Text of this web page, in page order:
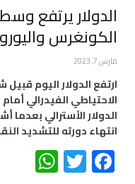
الدولار يرتفع
الكونغرس
مارس 7, 2023
ارتفع الدولار اليوم
الاحتياطي الفيدرالي
الدولار الأسترالي بعدما
انتهاء دورته للتشديد
Facebook
Twitter